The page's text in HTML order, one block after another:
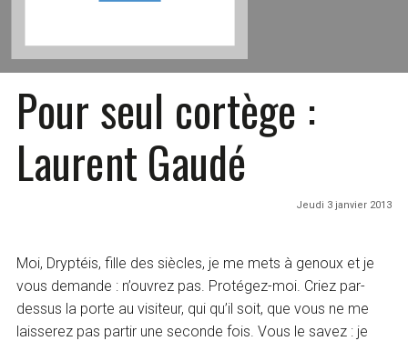
Pour seul cortège :
Laurent Gaudé
Jeudi 3 janvier 2013
Moi, Dryptéis, fille des siècles, je me mets à genoux et je
vous demande : n’ouvrez pas. Protégez-moi. Criez par-
dessus la porte au visiteur, qui qu’il soit, que vous ne me
laisserez pas partir une seconde fois. Vous le savez : je